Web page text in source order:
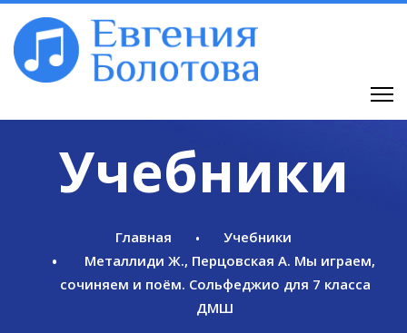
Учебники
Главная
Учебники
Металлиди Ж., Перцовская А. Мы играем,
сочиняем и поём. Сольфеджио для 7 класса
ДМШ